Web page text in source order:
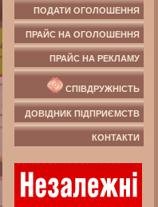
ПОДАТИ ОГОЛОШЕННЯ
ПРАЙС НА ОГОЛОШЕННЯ
ПРАЙС НА РЕКЛАМУ
СПІВДРУЖНІСТЬ
ДОВІДНИК ПІДПРИЄМСТВ
КОНТАКТИ